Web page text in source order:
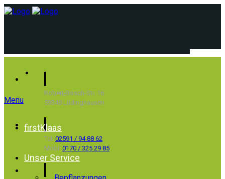
Robert-Bosch-Str. 16
59348 Lüdinghausen
Tel. 02591 / 94 88 62
Mobil 0170 / 325 29 85
Menu
firstKlaas
Unser Service